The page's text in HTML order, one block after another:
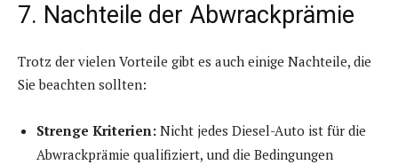
7. Nachteile der Abwrackprämie
Trotz der vielen Vorteile gibt es auch einige Nachteile, die
Sie beachten sollten:
Strenge Kriterien: Nicht jedes Diesel-Auto ist für die
Abwrackprämie qualifiziert, und die Bedingungen